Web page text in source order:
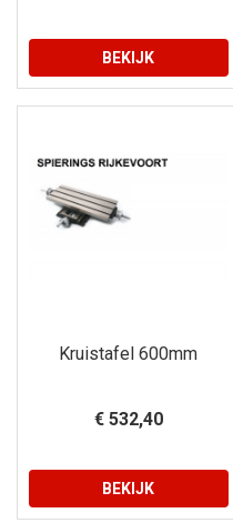
BEKIJK
Kruistafel 600mm
€ 532,40
BEKIJK